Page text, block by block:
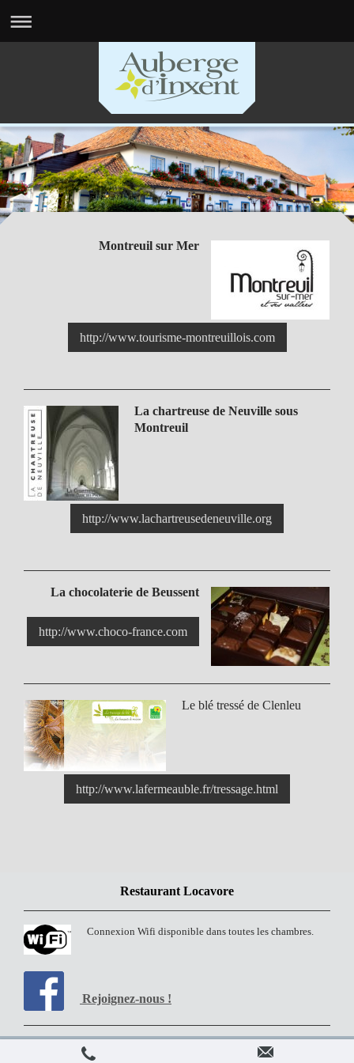
Montreuil sur Mer
http://www.tourisme-montreuillois.com
La chartreuse de Neuville sous
Montreuil
http://www.lachartreusedeneuville.org
La chocolaterie de Beussent
http://www.choco-france.com
Le blé tressé de Clenleu
http://www.lafermeauble.fr/tressage.html
Restaurant Locavore
Connexion Wifi disponible dans toutes les chambres.
Rejoignez-nous !
Version imprimable